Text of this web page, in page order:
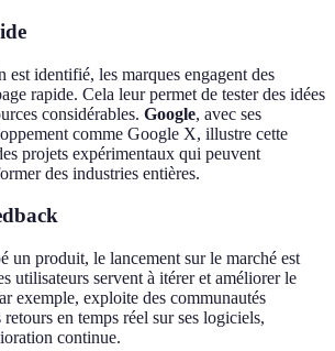
est identifié, les marques engagent des
rapide. Cela leur permet de tester des idées
considérables. Google, avec ses
comme Google X, illustre cette
projets expérimentaux qui peuvent
des industries entières.
un produit, le lancement sur le marché est
utilisateurs servent à itérer et améliorer le
exemple, exploite des communautés
en temps réel sur ses logiciels,
continue.